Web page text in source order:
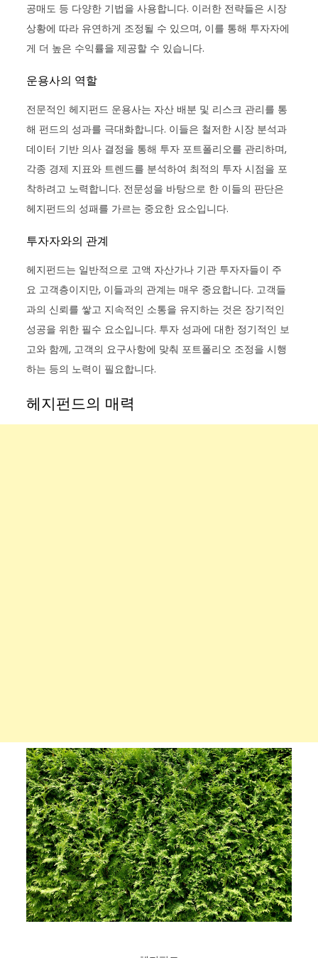
공매도 등 다양한 기법을 사용합니다. 이러한 전략들은 시장
상황에 따라 유연하게 조정될 수 있으며, 이를 통해 투자자에
게 더 높은 수익률을 제공할 수 있습니다.
운용사의 역할
전문적인 헤지펀드 운용사는 자산 배분 및 리스크 관리를 통
해 펀드의 성과를 극대화합니다. 이들은 철저한 시장 분석과
데이터 기반 의사 결정을 통해 투자 포트폴리오를 관리하며,
각종 경제 지표와 트렌드를 분석하여 최적의 투자 시점을 포
착하려고 노력합니다. 전문성을 바탕으로 한 이들의 판단은
헤지펀드의 성패를 가르는 중요한 요소입니다.
투자자와의 관계
헤지펀드는 일반적으로 고액 자산가나 기관 투자자들이 주
요 고객층이지만, 이들과의 관계는 매우 중요합니다. 고객들
과의 신뢰를 쌓고 지속적인 소통을 유지하는 것은 장기적인
성공을 위한 필수 요소입니다. 투자 성과에 대한 정기적인 보
고와 함께, 고객의 요구사항에 맞춰 포트폴리오 조정을 시행
하는 등의 노력이 필요합니다.
헤지펀드의 매력